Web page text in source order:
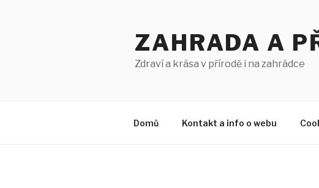
ZAHRADA A
Zdraví a krása v přírodě i na zahrádce
Domů Kontakt a info o webu